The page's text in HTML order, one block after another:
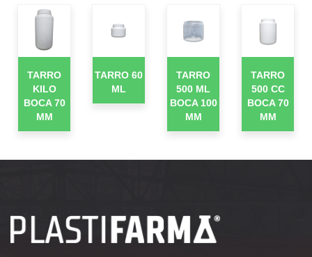
TARRO
KILO
BOCA 70
MM
TARRO 60
ML
TARRO
500 ML
BOCA 100
MM
TARRO
500 CC
BOCA 70
MM